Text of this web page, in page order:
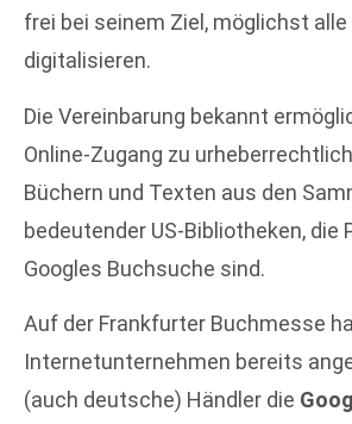
frei bei seinem Ziel, möglichst alle
digitalisieren.
Die Vereinbarung bekannt
Online-Zugang zu
Büchern und Texten aus den
bedeutender US-Bibliotheken, die
Googles Buchsuche sind.
Auf der Frankfurter Buchmesse
Internetunternehmen bereits
(auch deutsche) Händler die